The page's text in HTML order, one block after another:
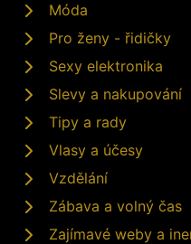
Móda
Pro ženy - řidičky
Sexy elektronika
Slevy a nakupování
Tipy a rady
Vlasy a účesy
Vzdělání
Zábava a volný čas
Zajímavé weby a